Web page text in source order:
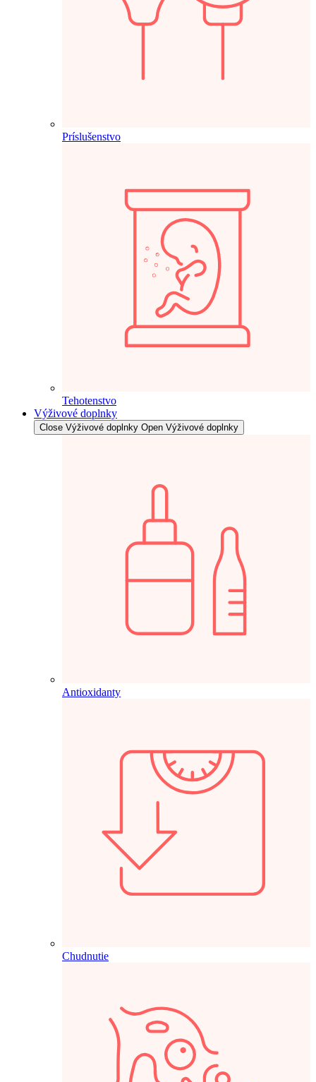
Príslušenstvo
Tehotenstvo
Výživové doplnky
Close Výživové doplnky Open Výživové doplnky
Antioxidanty
Chudnutie